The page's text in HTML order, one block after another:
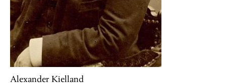
Alexander Kielland